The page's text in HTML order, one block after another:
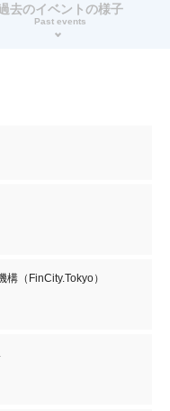
去のイベントの様子
Past events
（FinCity.Tokyo）